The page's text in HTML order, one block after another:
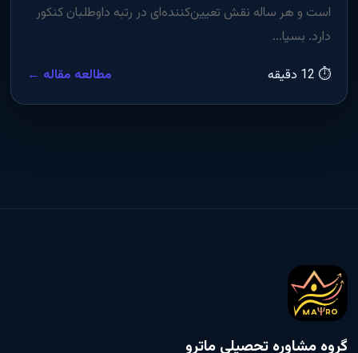
است و هر ساله نقش تعیین‌کننده‌ای در رتبه داوطلبان کنکور
دارد. بسیا...
⏱ 12 دقیقه
مطالعه مقاله ←
گروه مشاوره تحصیلی ماترو